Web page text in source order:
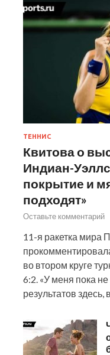
ТЕННИС
Квитова о
Индиан-
покрытие и
подходят»
Оставьте комментарий
11-я ракетка мира
во втором круге
6:2. «У меня пока
результатов здесь,